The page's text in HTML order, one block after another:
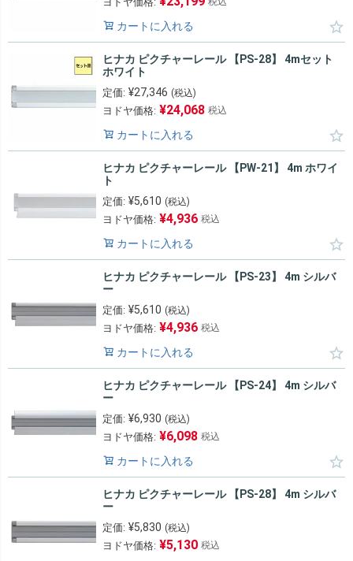
カートに入れる
ヒナカ ピクチャーレール 【PS-28】 4mセット
ホワイト
定価: ¥27,346 (税込)
ヨドヤ価格: ¥24,068 税込
カートに入れる
ヒナカ ピクチャーレール 【PW-21】 4m ホワイ
ト
定価: ¥5,610 (税込)
ヨドヤ価格: ¥4,936 税込
カートに入れる
ヒナカ ピクチャーレール 【PS-23】 4m シルバ
ー
定価: ¥5,610 (税込)
ヨドヤ価格: ¥4,936 税込
カートに入れる
ヒナカ ピクチャーレール 【PS-24】 4m シルバ
ー
定価: ¥6,930 (税込)
ヨドヤ価格: ¥6,098 税込
カートに入れる
ヒナカ ピクチャーレール 【PS-28】 4m シルバ
ー
定価: ¥5,830 (税込)
ヨドヤ価格: ¥5,130 税込